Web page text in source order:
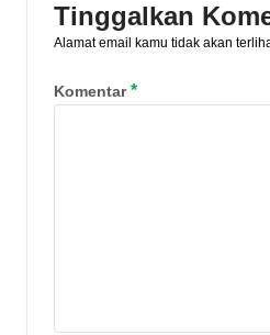
Tinggalkan
Alamat email kamu tidak akan
Komentar*